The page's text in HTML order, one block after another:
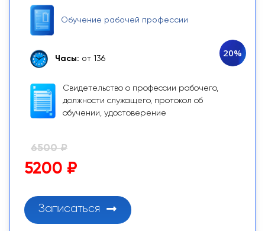
Обучение рабочей профессии
Часы: от 136
Свидетельство о профессии рабочего,
должности служащего, протокол об
обучении, удостоверение
20%
6500 ₽
5200 ₽
Записаться